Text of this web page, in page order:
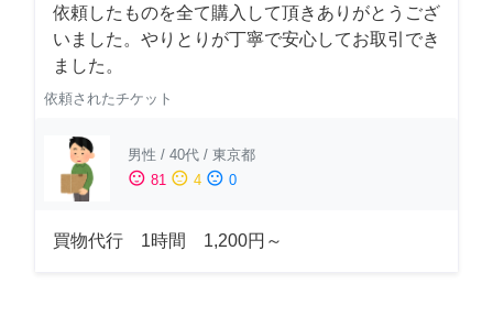
依頼したものを全て購入して頂きありがとうござ
いました。やりとりが丁寧で安心してお取引でき
ました。
依頼されたチケット
男性 / 40代 / 東京都
sentiment_satisfied 81 sentiment_neutral 4 sentiment_dissatisfied 0
買物代行 1時間 1,200円～